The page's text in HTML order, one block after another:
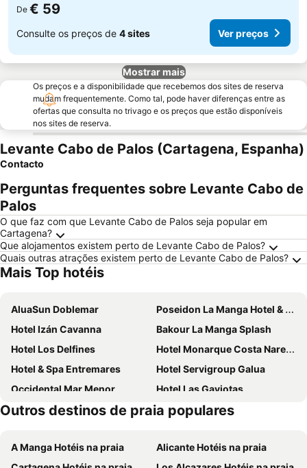
De € 59
Consulte os preços de 4 sites Ver preços
Mostrar mais
Os preços e a disponibilidade que recebemos dos sites de reserva
mudam frequentemente. Como tal, pode haver diferenças entre as
ofertas que consulta no trivago e os preços que estão disponíveis
nos sites de reserva.
Levante Cabo de Palos (Cartagena, Espanha)
Contacto
Perguntas frequentes sobre Levante Cabo de
Palos
O que faz com que Levante Cabo de Palos seja popular em
Cartagena?
Que alojamentos existem perto de Levante Cabo de Palos?
Quais outras atrações existem perto de Levante Cabo de Palos?
Mais Top hotéis
AluaSun Doblemar
Poseidon La Manga Hotel & Spa - Designed for Adults
Hotel Izán Cavanna
Bakour La Manga Splash
Hotel Los Delfines
Hotel Monarque Costa Narejos
Hotel & Spa Entremares
Hotel Servigroup Galua
Occidental Mar Menor
Hotel Las Gaviotas
Hotel Ibersol Atrio del Mar
Hotel Miraflores
Ibersol AqquaMarina Bay SPA&Wellness
Montemares Golf
Outros destinos de praia populares
A Manga Hotéis na praia
Alicante Hotéis na praia